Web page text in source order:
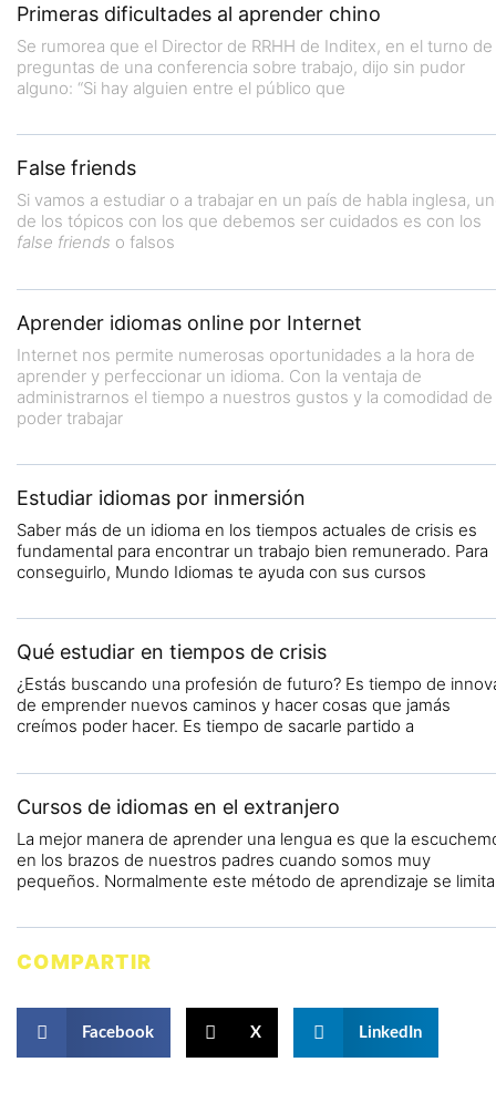
Primeras dificultades al aprender chino
Se rumorea que el Director de RRHH de Inditex, en el turno de
preguntas de una conferencia sobre trabajo, dijo sin pudor
alguno: “Si hay alguien entre el público que
False friends
Si vamos a estudiar o a trabajar en un país de habla inglesa,
de los tópicos con los que debemos ser cuidados es con los
false friends o falsos
Aprender idiomas online por Internet
Internet nos permite numerosas oportunidades a la hora de
aprender y perfeccionar un idioma. Con la ventaja de
administrarnos el tiempo a nuestros gustos y la comodidad de
poder trabajar
Estudiar idiomas por inmersión
Saber más de un idioma en los tiempos actuales de crisis es
fundamental para encontrar un trabajo bien remunerado. Para
conseguirlo, Mundo Idiomas te ayuda con sus cursos
Qué estudiar en tiempos de crisis
¿Estás buscando una profesión de futuro? Es tiempo de
de emprender nuevos caminos y hacer cosas que jamás
creímos poder hacer. Es tiempo de sacarle partido a
Cursos de idiomas en el extranjero
La mejor manera de aprender una lengua es que la
en los brazos de nuestros padres cuando somos muy
pequeños. Normalmente este método de aprendizaje se limita
COMPARTIR
Facebook X LinkedIn